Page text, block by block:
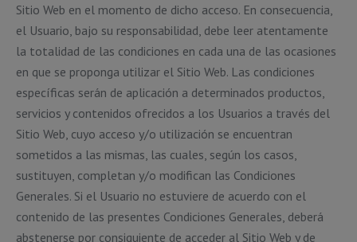
Sitio Web en el momento de dicho acceso. En consecuencia,
el Usuario, bajo su responsabilidad, debe leer atentamente
la totalidad de las condiciones en cada una de las ocasiones
en que se proponga utilizar el Sitio Web. Las condiciones
específicas serán de aplicación a determinados productos,
servicios y contenidos ofrecidos a los Usuarios a través del
Sitio Web, cuyo acceso y/o utilización se encuentran
sometidos a las mismas, las cuales, según los casos,
sustituyen, completan y/o modifican las Condiciones
Generales. Si el Usuario no estuviere de acuerdo con el
contenido de las presentes Condiciones Generales, deberá
abstenerse por consiguiente de acceder al Sitio Web y de